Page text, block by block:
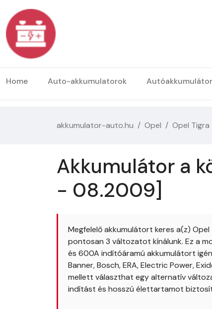
Home Auto-akkumulatorok
akkumulator-auto.hu Opel Opel Tigra
Akkumulátor a
- 08.2009]
Megfelelő akkumulátort keres a(z)
pontosan 3 változatot kínálunk. Ez a
és 600A indítóáramú akkumulátort
Banner, Bosch, ERA, Electric Power,
mellett választhat egy alternatív
indítást és hosszú élettartamot